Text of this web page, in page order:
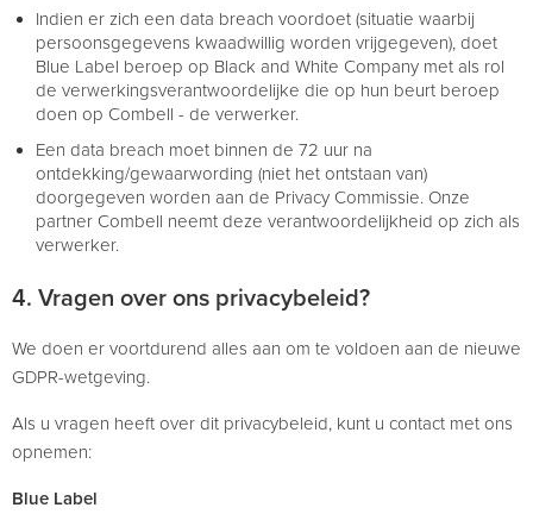
Indien er zich een data breach voordoet (situatie waarbij
persoonsgegevens kwaadwillig worden vrijgegeven), doet
Blue Label beroep op Black and White Company met als rol
de verwerkingsverantwoordelijke die op hun beurt beroep
doen op Combell - de verwerker.
Een data breach moet binnen de 72 uur na
ontdekking/gewaarwording (niet het ontstaan van)
doorgegeven worden aan de Privacy Commissie. Onze
partner Combell neemt deze verantwoordelijkheid op zich als
verwerker.
4. Vragen over ons privacybeleid?
We doen er voortdurend alles aan om te voldoen aan de nieuwe
GDPR-wetgeving.
Als u vragen heeft over dit privacybeleid, kunt u contact met ons
opnemen:
Blue Label